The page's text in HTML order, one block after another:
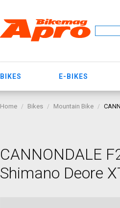
BIKES E-BIKES
Home Bikes Mountain Bike
CANNONDALE
Shimano Deore